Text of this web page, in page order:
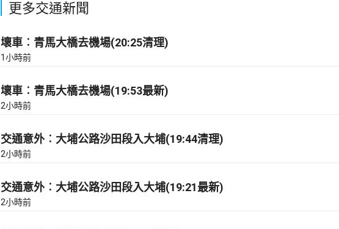
更多交通新聞
壞車︰青馬大橋去機場(20:25清理)
1小時前
壞車︰青馬大橋去機場(19:53最新)
2小時前
交通意外︰大埔公路沙田段入大埔(19:44清理)
2小時前
交通意外︰大埔公路沙田段入大埔(19:21最新)
2小時前